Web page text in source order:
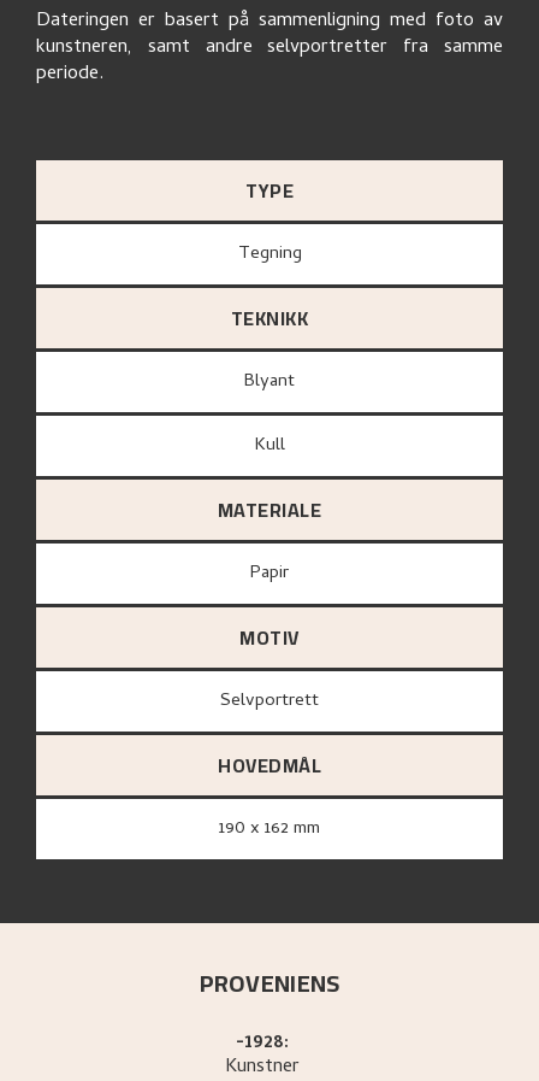
TYPE
Tegning
TEKNIKK
Blyant
Kull
MATERIALE
papir
MOTIV
Selvportrett
Dateringen er basert på sammenligning med foto av
kunstneren, samt andre selvportretter fra samme
periode.
HOVEDMÅL
190 x 162 mm
PROVENIENS
-1928:
Kunstner